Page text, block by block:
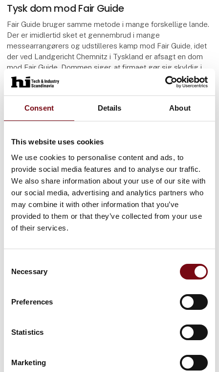
Consent Details About
This website uses cookies
We use cookies to personalise content and ads, to
provide social media features and to analyse our traffic.
We also share information about your use of our site with
our social media, advertising and analytics partners who
may combine it with other information that you’ve
provided to them or that they’ve collected from your use
of their services.
Selection
Necessary
Preferences
Statistics
Marketing
Tysk dom mod Fair Guide
Fair Guide bruger samme metode i mange forskellige lande.
Der er imidlertid sket et gennembrud i mange
messearrangørers og udstilleres kamp mod Fair Guide, idet
der ved Landgericht Chemnitz i Tyskland er afsagt en dom
mod Fair Guide. Dommen siger, at firmaet gør sig skyldig i
bedrageri, at Construct Data Verlag AG ikke kan gøre krav
om betaling gældende mod en kunde, der har underskrevet
skal slettes og at Construct Data Verlag AG skal betale
begge parters sagsomkostninger. MCH er i besiddelse af en
engelsk udgave.
Andre lignende virksomheder
Bemærk at også andre virksomheder anvender et koncept,
der til forveksling minder om ovennævnte guider, fx EU
Company Directory, World Business Guide m.fl. Vi har ikke
kendskab til domme mod Expo-Guide eller øvrige
virksomheder, men kan blot konstatere at deres
Advarsel om falske faktura og mistænkelige
MCH vil gerne advare mod falske faktura og mistænkelige
tilbud om besøgslister fra vore messer. Vi har selv modtaget
stærkt afstand fra disse emails og metoder. Her er et